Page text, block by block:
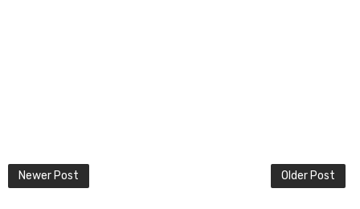
Newer Post Older Post